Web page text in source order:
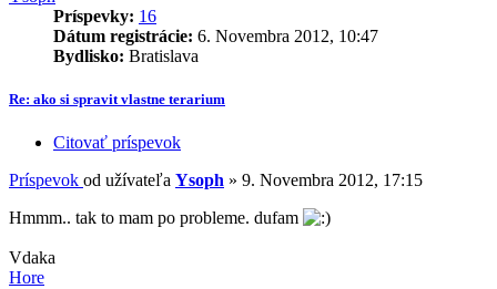
Príspevky: 16
Dátum registrácie: 6. Novembra 2012, 10:47
Bydlisko: Bratislava
Re: ako si spravit vlastne terarium
Citovať príspevok
Príspevok od užívateľa Ysoph » 9. Novembra 2012, 17:15
Hmmm.. tak to mam po probleme. dufam
Vdaka
Hore